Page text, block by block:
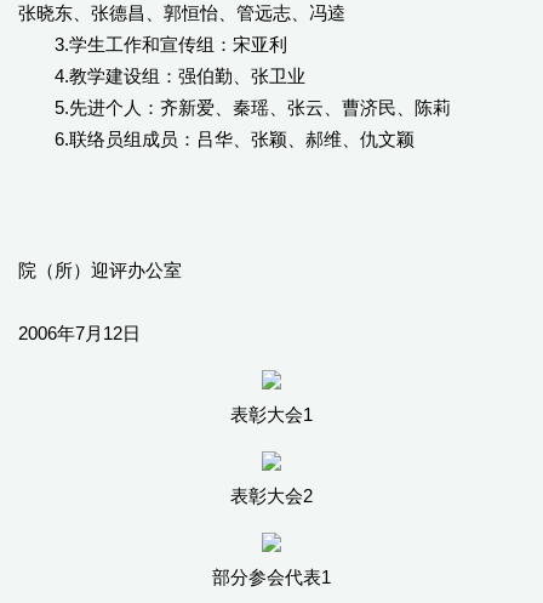
张晓东、张德昌、郭恒怡、管远志、冯逵
3.学生工作和宣传组：宋亚利
4.教学建设组：强伯勤、张卫业
5.先进个人：齐新爱、秦瑶、张云、曹济民、陈莉
6.联络员组成员：吕华、张颖、郝维、仇文颖
院（所）迎评办公室
2006年7月12日
表彰大会1
表彰大会2
部分参会代表1